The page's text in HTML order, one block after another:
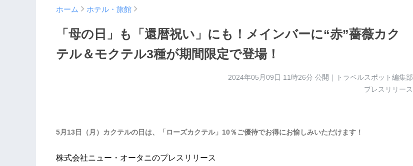
ホーム ホテル・旅館
「母の日」も「還暦祝い」にも！メインバーに“赤”薔薇カク
テル＆モクテル3種が期間限定で登場！
2024年05月09日 11時26分 公開｜トラベルスポット編集部
プレスリリース
5月13日（月）カクテルの日は、「ローズカクテル」10％ご優待でお得にお愉しみいただけます！
株式会社ニュー・オータニのプレスリリース